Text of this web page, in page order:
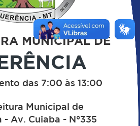
MUNICIPAL DE
das 7:00 às 13:00
Municipal de
- Av. Cuiaba - N°335